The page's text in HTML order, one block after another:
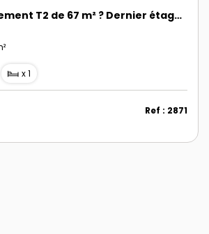
NÎMES ? Appartement T2 de 67 m² ? Dernier étage, proche Écusson
x 1
Ref : 2871